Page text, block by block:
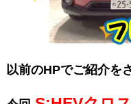
以前のHPでご紹介を